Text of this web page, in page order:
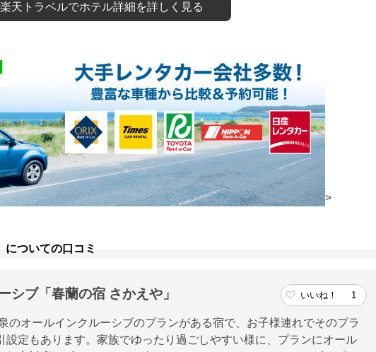
楽天トラベルでホテル詳細を詳しく見る
>
ついての口コミ
シブ「春蘭の宿 さかえや」 いいね！ 1
のオールインクルーシブのプランがある宿で、お子様連れでそのプラ
設定もあります。家族でゆったり過ごしやすい様に、プランにオール